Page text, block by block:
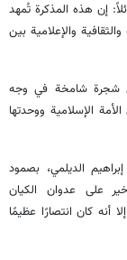
إن هذه المذكرة تُمهد
والإعلامية بين
شجرة شامخة في وجه
الإسلامية ووحدتها
الديلمي، بصمود
على عدوان الكيان
أنه كان انتصارًا عظيمًا